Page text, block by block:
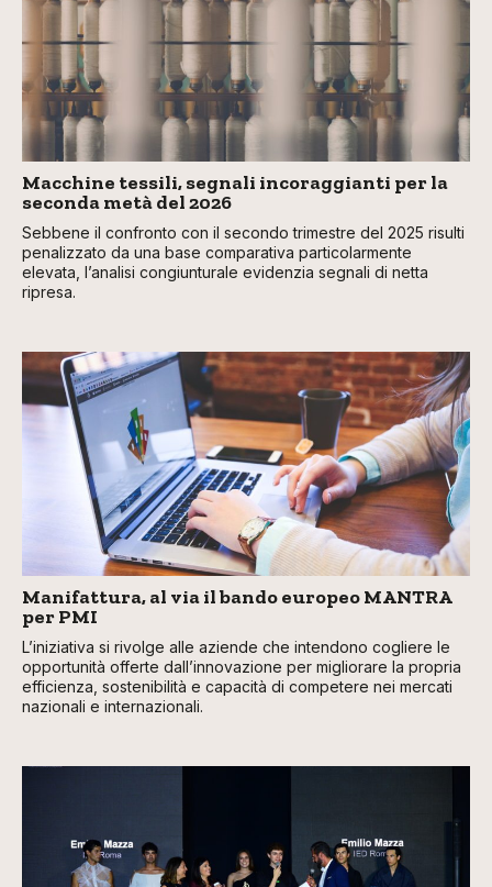
Macchine tessili, segnali incoraggianti per la
seconda metà del 2026
Sebbene il confronto con il secondo trimestre del 2025 risulti
penalizzato da una base comparativa particolarmente
elevata, l’analisi congiunturale evidenzia segnali di netta
ripresa.
Manifattura, al via il bando europeo MANTRA
per PMI
L’iniziativa si rivolge alle aziende che intendono cogliere le
opportunità offerte dall’innovazione per migliorare la propria
efficienza, sostenibilità e capacità di competere nei mercati
nazionali e internazionali.